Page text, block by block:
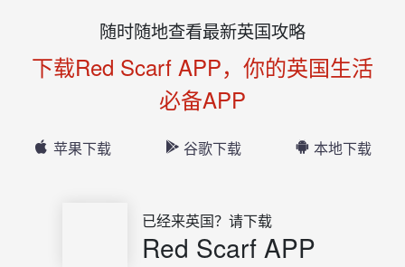
随时随地查看最新英国攻略
下载Red Scarf APP，你的英国生活
必备APP
苹果下载 谷歌下载 本地下载
已经来英国？请下载
Red Scarf APP